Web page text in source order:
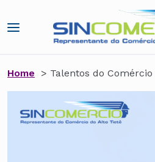
Home > Talentos do Comércio